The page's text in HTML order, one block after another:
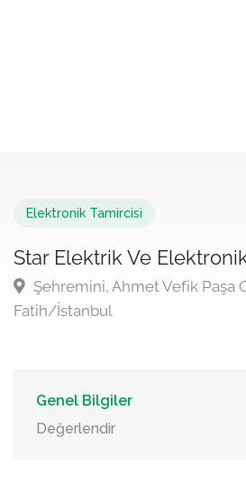
Elektronik Tamircisi
Star Elektrik Ve
Şehremini, Ahmet Vefik Paşa
Fatih/İstanbul
Genel Bilgiler
Değerlendir